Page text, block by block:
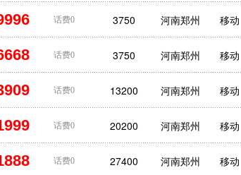
话费0 3750 河南郑州 移动
话费0 3750 河南郑州 移动
话费0 13200 河南郑州 移动
话费0 20200 河南郑州 移动
话费0 27400 河南郑州 移动